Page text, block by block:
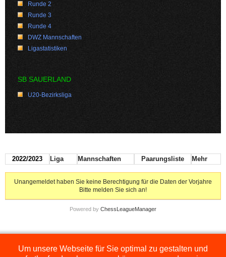
Runde 2
Runde 3
Runde 4
DWZ Mannschaften
Ligastatistiken
SB SAUERLAND
U20-Bezirksliga
2022/2023 Liga Mannschaften Paarungsliste Mehr
Unangemeldet haben Sie keine Berechtigung für die Daten der Vorjahre
Bitte melden Sie sich an!
Powered by ChessLeagueManager
Die hier dargestellten Ligen werden extern angezeigt und befinden sich im
Um unsere Webseite für Sie optimal zu gestalten und